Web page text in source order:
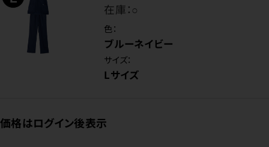
在庫：○
色：
ブルーネイビー
サイズ：
Lサイズ
価格はログイン後表示